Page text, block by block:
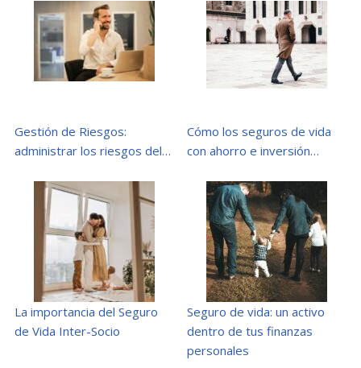
Gestión de Riesgos:
administrar los riesgos del…
Cómo los seguros de vida
con ahorro e inversión…
La importancia del Seguro
de Vida Inter-Socio
Seguro de vida: un activo
dentro de tus finanzas
personales